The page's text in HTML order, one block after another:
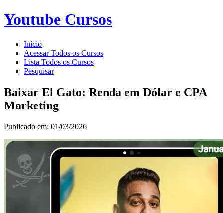
Youtube Cursos
Início
Acessar Todos os Cursos
Lista Todos os Cursos
Pesquisar
Baixar El Gato: Renda em Dólar e CPA
Marketing
Publicado em: 01/03/2026